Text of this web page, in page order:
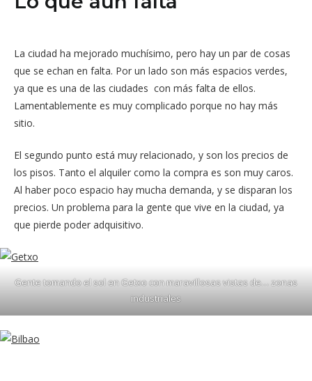
La ciudad ha mejorado muchísimo, pero hay un par de cosas
que se echan en falta. Por un lado son más espacios verdes,
ya que es una de las ciudades con más falta de ellos.
Lamentablemente es muy complicado porque no hay más
sitio.
El segundo punto está muy relacionado, y son los precios de
los pisos. Tanto el alquiler como la compra es son muy caros.
Al haber poco espacio hay mucha demanda, y se disparan los
precios. Un problema para la gente que vive en la ciudad, ya
que pierde poder adquisitivo.
Gente tomando el sol en Getxo con maravillosas vistas de… zonas
industriales